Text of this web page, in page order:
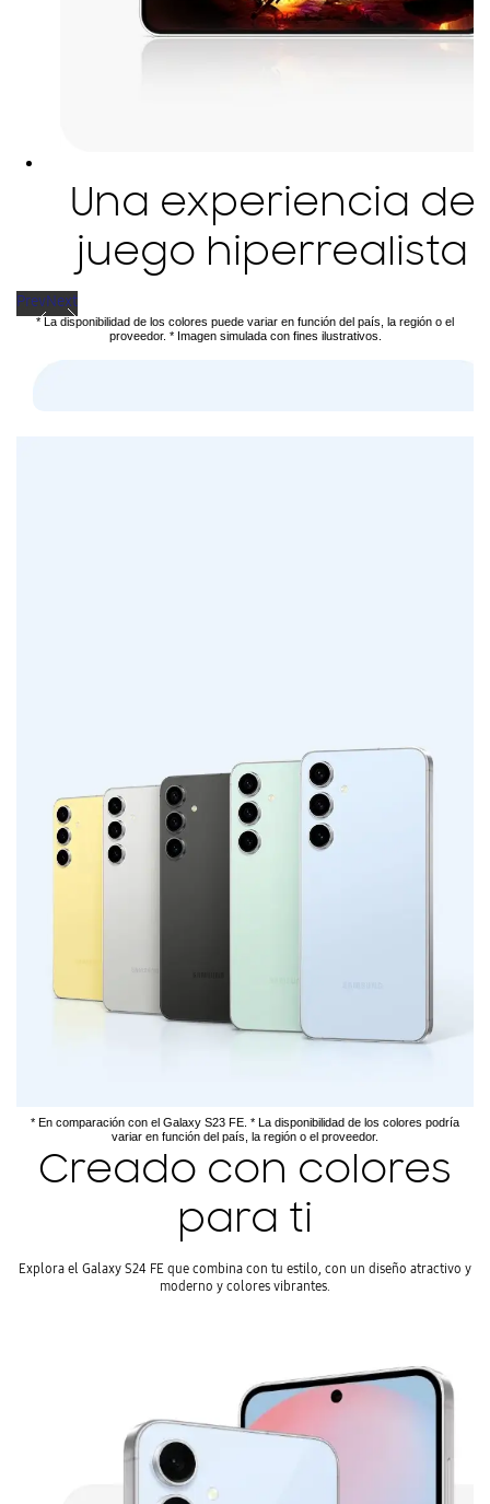
Una experiencia de
juego hiperrealista
PrevNext
* La disponibilidad de los colores puede variar en función del país, la región o el
proveedor. * Imagen simulada con fines ilustrativos.
* En comparación con el Galaxy S23 FE. * La disponibilidad de los colores podría
variar en función del país, la región o el proveedor.
Creado con colores
para ti
Explora el Galaxy S24 FE que combina con tu estilo, con un diseño atractivo y
moderno y colores vibrantes.